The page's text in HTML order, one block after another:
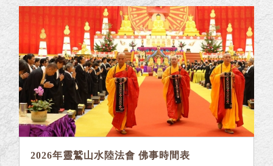
2026年靈鷲山水陸法會 佛事時間表